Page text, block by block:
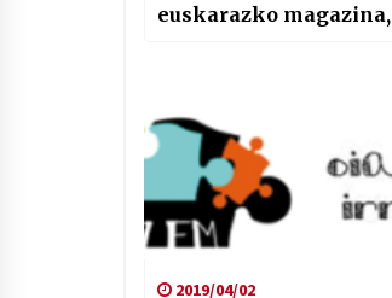
euskarazko magazina,
2019/04/02